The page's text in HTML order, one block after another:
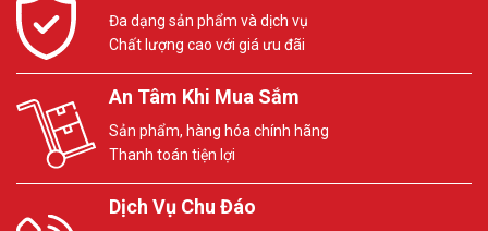
Đa dạng sản phẩm và dịch vụ
Chất lượng cao với giá ưu đãi
An Tâm Khi Mua Sắm
Sản phẩm, hàng hóa chính hãng
Thanh toán tiện lợi
Dịch Vụ Chu Đáo